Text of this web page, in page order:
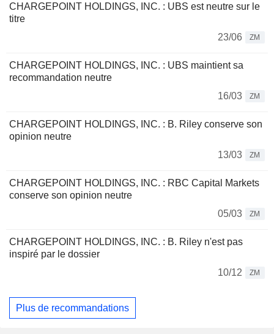
CHARGEPOINT HOLDINGS, INC. : UBS est neutre sur le
titre
23/06
ZM
CHARGEPOINT HOLDINGS, INC. : UBS maintient sa
recommandation neutre
16/03
ZM
CHARGEPOINT HOLDINGS, INC. : B. Riley conserve son
opinion neutre
13/03
ZM
CHARGEPOINT HOLDINGS, INC. : RBC Capital Markets
conserve son opinion neutre
05/03
ZM
CHARGEPOINT HOLDINGS, INC. : B. Riley n'est pas
inspiré par le dossier
10/12
ZM
Plus de recommandations